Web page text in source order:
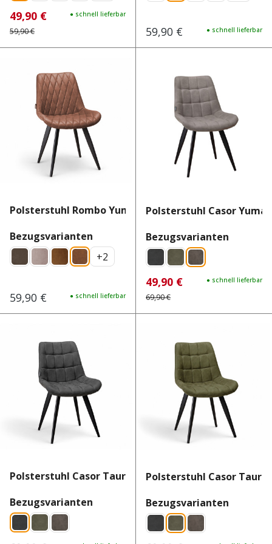
Verkaufspreis:
49,90 €
Regulärer Preis:
59,90 €
● schnell lieferbar
Regulärer Preis:
59,90 € ● schnell lieferbar
Polsterstuhl Rombo Yuma 42
Bezugsvarianten auswählen
+2
Regulärer Preis:
59,90 € ● schnell lieferbar
Polsterstuhl Casor Yuma
Bezugsvarianten
Verkaufspreis:
49,90 €
Regulärer Preis:
69,90 €
● schnell lieferbar
Polsterstuhl Casor Taurus 16
Bezugsvarianten auswählen
Polsterstuhl Casor
Bezugsvarianten